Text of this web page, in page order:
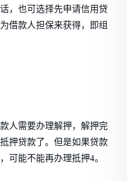
，也可选择先申请信用贷
借款人担保来获得，即组
人需要办理解押，解押完
押贷款了。但是如果贷款
可能不能再办理抵押4。